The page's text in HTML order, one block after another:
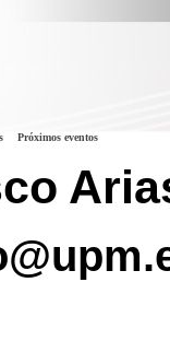
Próximos eventos